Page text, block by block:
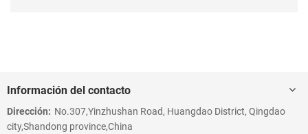
Información del contacto
Dirección: No.307,Yinzhushan Road, Huangdao District, Qingdao
city,Shandong province,China